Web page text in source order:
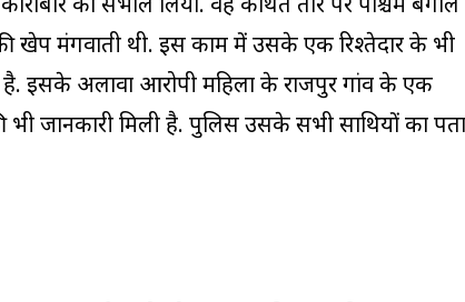
को संभाल लिया. वह कथित तौर पर पश्चिम बंगाल
की खेप मंगवाती थी. इस काम में उसके एक रिश्तेदार के भी
इसके अलावा आरोपी महिला के राजपुर गांव के एक
जानकारी मिली है. पुलिस उसके सभी साथियों का पता